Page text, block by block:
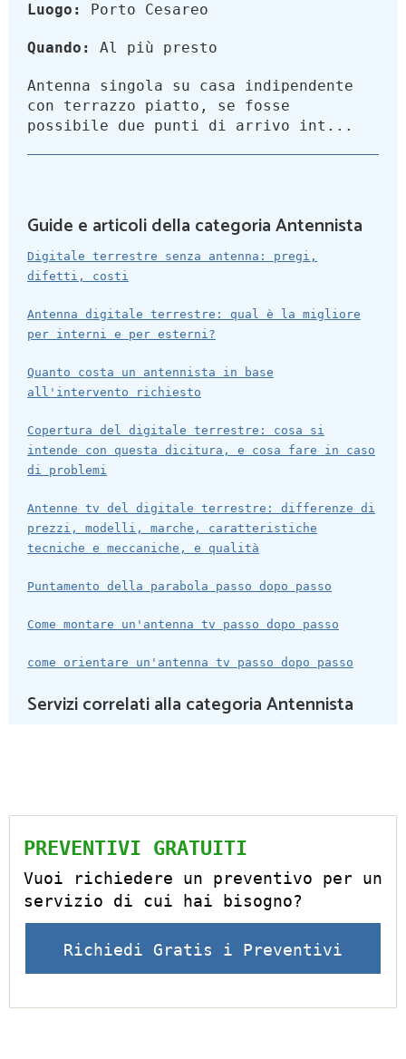
Luogo: Porto Cesareo
Quando: Al più presto
Antenna singola su casa indipendente
con terrazzo piatto, se fosse
possibile due punti di arrivo int...
Guide e articoli della categoria Antennista
Digitale terrestre senza antenna: pregi,
difetti, costi
Antenna digitale terrestre: qual è la migliore
per interni e per esterni?
Quanto costa un antennista in base
all'intervento richiesto
Copertura del digitale terrestre: cosa si
intende con questa dicitura, e cosa fare in caso
di problemi
Antenne tv del digitale terrestre: differenze di
prezzi, modelli, marche, caratteristiche
tecniche e meccaniche, e qualità
Puntamento della parabola passo dopo passo
Come montare un'antenna tv passo dopo passo
come orientare un'antenna tv passo dopo passo
Servizi correlati alla categoria Antennista
PREVENTIVI GRATUITI
Vuoi richiedere un preventivo per un
servizio di cui hai bisogno?
Richiedi Gratis i Preventivi